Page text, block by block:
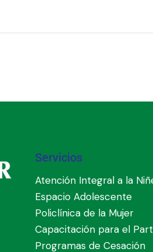
Servicios
Atención Integral a la
Espacio Adolescente
Policlínica de la Mujer
Capacitación para el
Programas de Cesación